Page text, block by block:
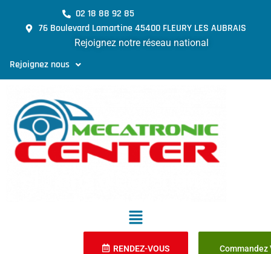
02 18 88 92 85
76 Boulevard Lamartine 45400 FLEURY LES AUBRAIS
Rejoignez notre réseau national
Rejoignez nous
RENDEZ-VOUS Commandez